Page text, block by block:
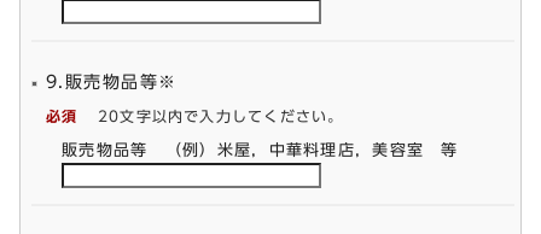
9.販売物品等※
必須 20文字以内で入力してください。
販売物品等 （例）米屋，中華料理店，美容室 等